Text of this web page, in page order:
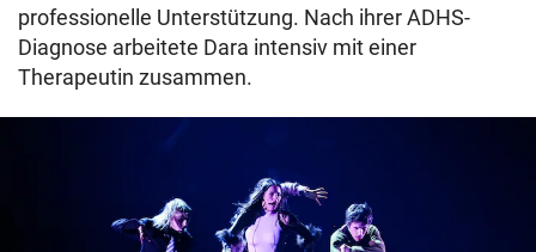
professionelle Unterstützung. Nach ihrer ADHS-
Diagnose arbeitete Dara intensiv mit einer
Therapeutin zusammen.